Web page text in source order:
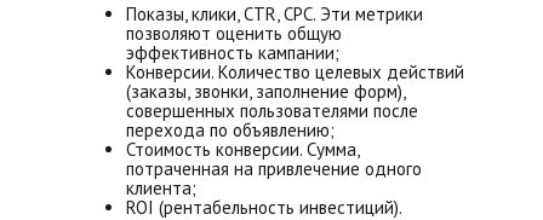
Показы, клики, CTR, CPC. Эти метрики
позволяют оценить общую
эффективность кампании;
Конверсии. Количество целевых действий
(заказы, звонки, заполнение форм),
совершенных пользователями после
перехода по объявлению;
Стоимость конверсии. Сумма,
потраченная на привлечение одного
клиента;
ROI (рентабельность инвестиций).